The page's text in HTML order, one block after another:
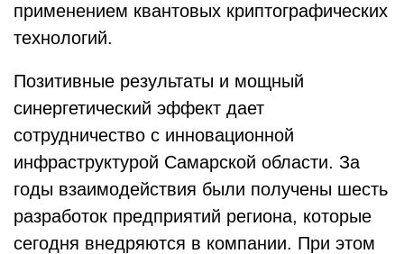
применением квантовых криптографических
технологий.
Позитивные результаты и мощный
синергетический эффект дает
сотрудничество с инновационной
инфраструктурой Самарской области. За
годы взаимодействия были получены шесть
разработок предприятий региона, которые
сегодня внедряются в компании. При этом